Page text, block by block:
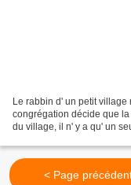
Le rabbin d' un petit
congrégation décide que
du village, il n' y a qu' un
< Page